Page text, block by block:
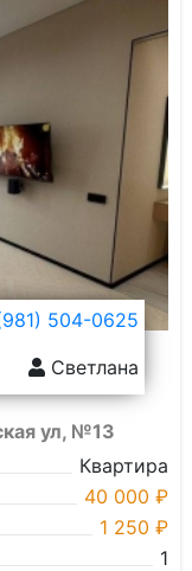
504-0625
Светлана
ул, №13
Квартира
40 000 ₽
1 250 ₽
1